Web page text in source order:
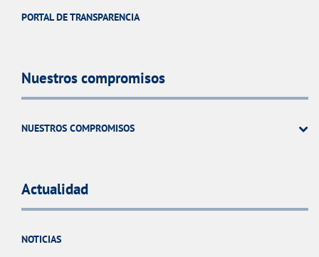
PORTAL DE TRANSPARENCIA
Nuestros compromisos
NUESTROS COMPROMISOS
Actualidad
NOTICIAS